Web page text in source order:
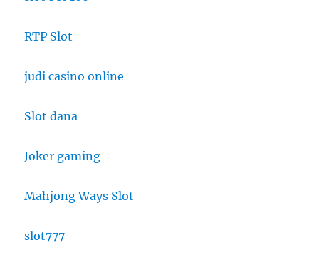
RTP Slot
judi casino online
Slot dana
Joker gaming
Mahjong Ways Slot
slot777